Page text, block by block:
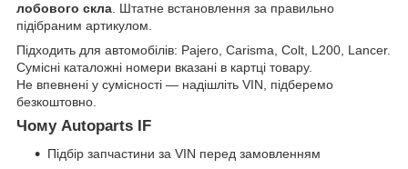
лобового скла. Штатне встановлення за правильно
підібраним артикулом.
Підходить для автомобілів: Pajero, Carisma, Colt, L200, Lancer.
Сумісні каталожні номери вказані в картці товару.
Не впевнені у сумісності — надішліть VIN, підберемо
безкоштовно.
Чому Autoparts IF
Підбір запчастини за VIN перед замовленням